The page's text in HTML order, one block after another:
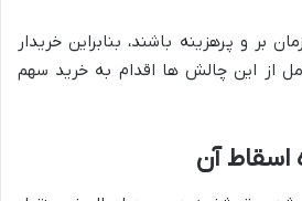
بر و پرهزینه باشند، بنابراین خریدار
از این چالش ها اقدام به خرید سهم
آن